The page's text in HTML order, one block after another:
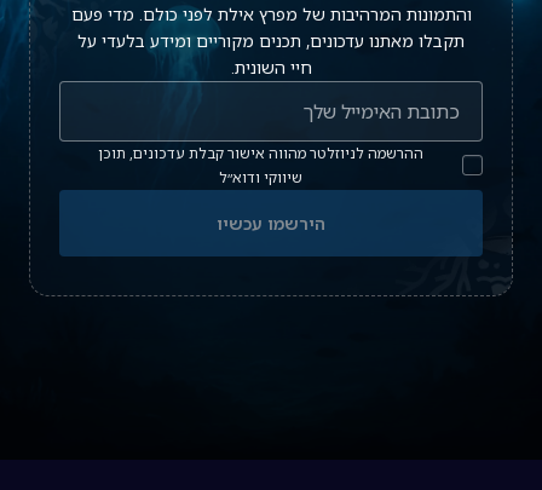
והתמונות המרהיבות של מפרץ אילת לפני כולם. מדי פעם
תקבלו מאתנו עדכונים, תכנים מקוריים ומידע בלעדי על
חיי השונית.
כתובת האימייל שלך
ההרשמה לניוזלטר מהווה אישור קבלת עדכונים, תוכן
שיווקי ודוא״ל
הירשמו עכשיו